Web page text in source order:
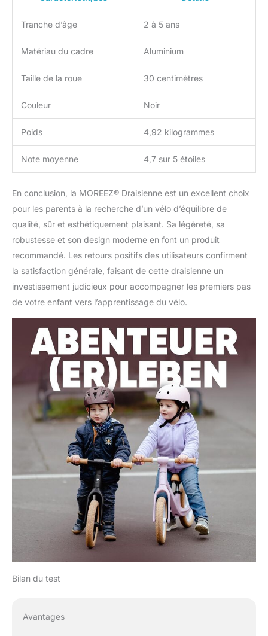
Tranche d’âge 2 à 5 ans
Matériau du cadre Aluminium
Taille de la roue 30 centimètres
Couleur Noir
Poids 4,92 kilogrammes
Note moyenne 4,7 sur 5 étoiles
En conclusion, la MOREEZ® Draisienne est un excellent choix
pour les parents à la recherche d’un vélo d’équilibre de
qualité, sûr et esthétiquement plaisant. Sa légèreté, sa
robustesse et son design moderne en font un produit
recommandé. Les retours positifs des utilisateurs confirment
la satisfaction générale, faisant de cette draisienne un
investissement judicieux pour accompagner les premiers pas
de votre enfant vers l’apprentissage du vélo.
Bilan du test
Avantages